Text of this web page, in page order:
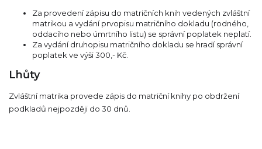
Za provedení zápisu do matričních knih vedených zvláštní
matrikou a vydání prvopisu matričního dokladu (rodného,
oddacího nebo úmrtního listu) se správní poplatek neplatí.
Za vydání druhopisu matričního dokladu se hradí správní
poplatek ve výši 300,- Kč.
Lhůty
Zvláštní matrika provede zápis do matriční knihy po obdržení
podkladů nejpozději do 30 dnů.